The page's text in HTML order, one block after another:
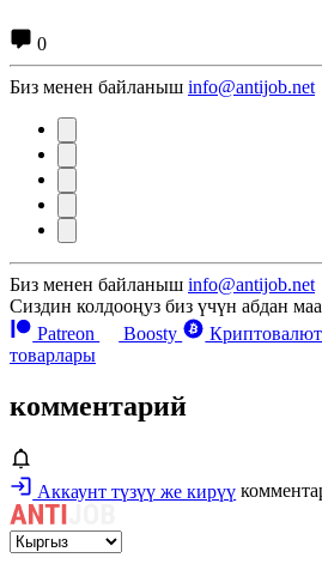
0
Биз менен байланыш info@antijob.net
Биз менен байланыш info@antijob.net
Сиздин колдооңуз биз үчүн абдан
Patreon
Boosty
товарлары
комментарий
Аккаунт түзүү же кирүү